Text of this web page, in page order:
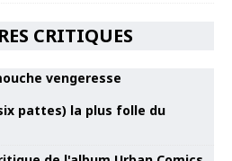
CRITIQUES
pattes) la plus folle du